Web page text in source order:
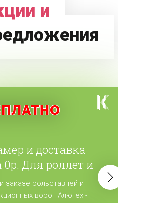
и
и доставка
0р. Для роллет и
заказе рольставней и
ворот Алютех -